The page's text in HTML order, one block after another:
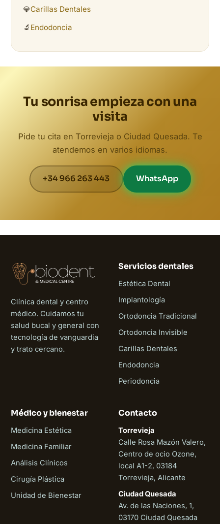
💎Carillas Dentales
🔬 Endodoncia
Tu sonrisa empieza con una
visita
Pide tu cita en Torrevieja o Ciudad Quesada. Te
atendemos en varios idiomas.
+34 966 263 443 WhatsApp
Clínica dental y centro
médico. Cuidamos tu
salud bucal y general con
tecnología de vanguardia
y trato cercano.
Servicios dentales
Estética Dental
Implantología
Ortodoncia Tradicional
Ortodoncia Invisible
Carillas Dentales
Endodoncia
Periodoncia
Médico y bienestar
Medicina Estética
Medicina Familiar
Análisis Clínicos
Cirugía Plástica
Unidad de Bienestar
Contacto
Torrevieja
Calle Rosa Mazón Valero,
Centro de ocio Ozone,
local A1-2, 03184
Torrevieja, Alicante
Ciudad Quesada
Av. de las Naciones, 1,
03170 Ciudad Quesada